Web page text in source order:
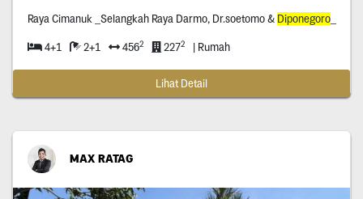
Raya Cimanuk _Selangkah Raya Darmo, Dr.soetomo & Diponegoro_
4+1 2+1 4562 2272 | Rumah
Lihat Detail
MAX RATAG